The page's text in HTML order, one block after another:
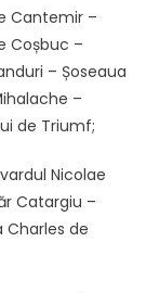
Cantemir –
Coșbuc –
– Șoseaua
–
de Triumf;
Nicolae
Catargiu –
Charles de